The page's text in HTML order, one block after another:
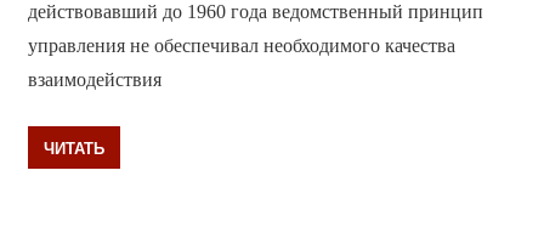
действовавший до 1960 года ведомственный принцип
управления не обеспечивал необходимого качества
взаимодействия
ЧИТАТЬ